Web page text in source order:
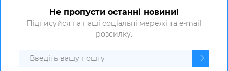
Не пропусти останні новини!
Підписуйся на наші соціальні мережі та e-mail
розсилку.